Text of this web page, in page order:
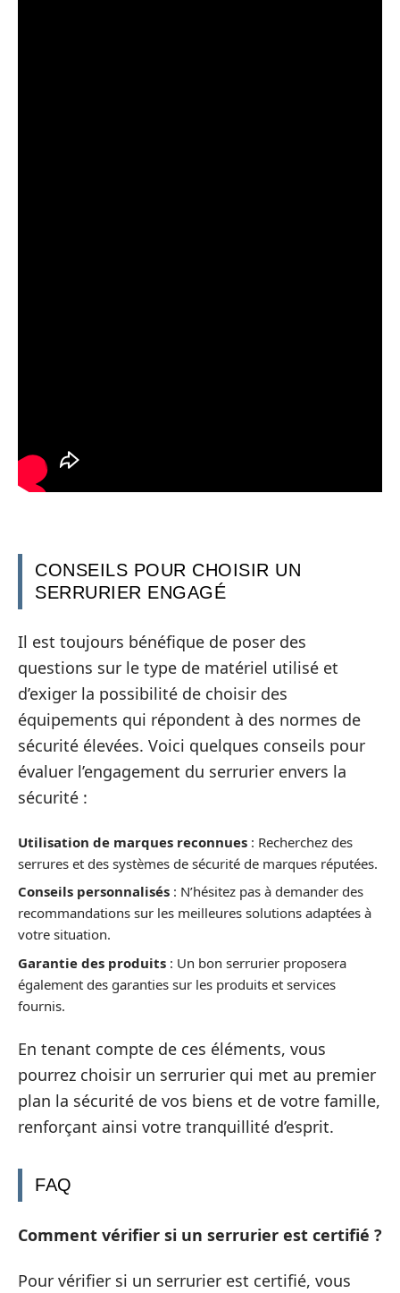
CONSEILS POUR CHOISIR UN
SERRURIER ENGAGÉ
Il est toujours bénéfique de poser des
questions sur le type de matériel utilisé et
d’exiger la possibilité de choisir des
équipements qui répondent à des normes de
sécurité élevées. Voici quelques conseils pour
évaluer l’engagement du serrurier envers la
sécurité :
Utilisation de marques reconnues : Recherchez des
serrures et des systèmes de sécurité de marques réputées.
Conseils personnalisés : N’hésitez pas à demander des
recommandations sur les meilleures solutions adaptées à
votre situation.
Garantie des produits : Un bon serrurier proposera
également des garanties sur les produits et services
fournis.
En tenant compte de ces éléments, vous
pourrez choisir un serrurier qui met au premier
plan la sécurité de vos biens et de votre famille,
renforçant ainsi votre tranquillité d’esprit.
FAQ
Comment vérifier si un serrurier est certifié ?
Pour vérifier si un serrurier est certifié, vous